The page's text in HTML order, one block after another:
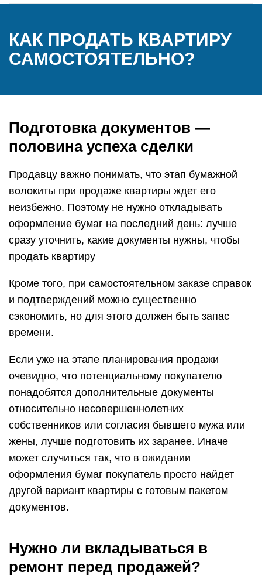
КАК ПРОДАТЬ КВАРТИРУ
САМОСТОЯТЕЛЬНО?
Подготовка документов —
половина успеха сделки
Продавцу важно понимать, что этап бумажной
волокиты при продаже квартиры ждет его
неизбежно. Поэтому не нужно откладывать
оформление бумаг на последний день: лучше
сразу уточнить, какие документы нужны, чтобы
продать квартиру
Кроме того, при самостоятельном заказе справок
и подтверждений можно существенно
сэкономить, но для этого должен быть запас
времени.
Если уже на этапе планирования продажи
очевидно, что потенциальному покупателю
понадобятся дополнительные документы
относительно несовершеннолетних
собственников или согласия бывшего мужа или
жены, лучше подготовить их заранее. Иначе
может случиться так, что в ожидании
оформления бумаг покупатель просто найдет
другой вариант квартиры с готовым пакетом
документов.
Нужно ли вкладываться в
ремонт перед продажей?